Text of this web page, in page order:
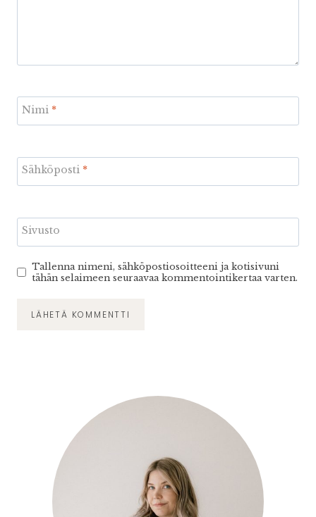
Nimi *
Sähköposti *
Sivusto
Tallenna nimeni, sähköpostiosoitteeni ja kotisivuni
tähän selaimeen seuraavaa kommentointikertaa varten.